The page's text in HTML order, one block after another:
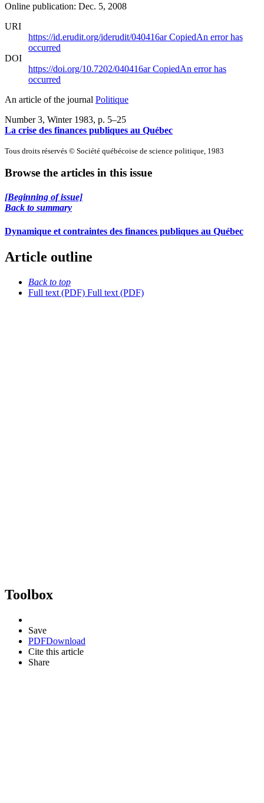
Online publication: Dec. 5, 2008
URI
https://id.erudit.org/iderudit/040416arCopiedAn error has
occurred
DOI
https://doi.org/10.7202/040416arCopiedAn error has
occurred
An article of the journal Politique
Number 3, Winter 1983, p. 5–25
La crise des finances publiques au Québec
Tous droits réservés © Société québécoise de science politique, 1983
Browse the articles in this issue
[Beginning of issue]
Back to summary
Dynamique et contraintes des finances publiques au Québec
Article outline
Back to top
Full text (PDF) Full text (PDF)
Toolbox
Save
PDFDownload
Cite this article
Share